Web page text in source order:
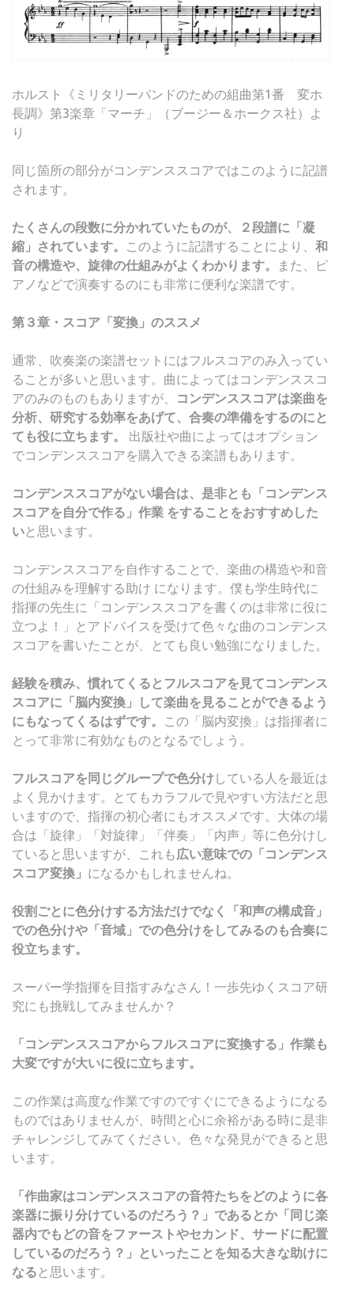
ホルスト《ミリタリーバンドのための組曲第1番 変ホ
長調》第3楽章「マーチ」（ブージー＆ホークス社）よ
り
同じ箇所の部分がコンデンススコアではこのように記譜
されます。
たくさんの段数に分かれていたものが、２段譜に「凝
縮」されています。
このように記譜することにより、 和
音の構造や、旋律の仕組みがよくわかります。
また、ピ
アノなどで演奏するのにも非常に便利な楽譜です。
第３章・スコア「変換」のススメ
通常、吹奏楽の楽譜セットにはフルスコアのみ入ってい
ることが多いと思います。曲によってはコンデンススコ
アのみのものもありますが、
コンデンススコアは楽曲を
分析、研究する効率をあげて、合奏の準備をするのにと
ても役に立ちます。
出版社や曲によってはオプション
でコンデンススコアを購入できる楽譜もあります。
コンデンススコアがない場合は、是非とも「コンデンス
スコアを自分で作る」作業 をすることをおすすめした
いと思います。
コンデンススコアを自作することで、楽曲の構造や和音
の仕組みを理解する助け になります。僕も学生時代に
指揮の先生に「コンデンススコアを書くのは非常に役に
立つよ！」とアドバイスを受けて色々な曲のコンデンス
スコアを書いたことが、とても良い勉強になりました。
経験を積み、慣れてくるとフルスコアを見てコンデンス
スコアに「脳内変換」して楽曲を見ることができるよう
にもなってくるはずです。
この「脳内変換」は指揮者に
とって非常に有効なものとなるでしょう。
フルスコアを同じグループで色分けしている人を最近は
よく見かけます。とてもカラフルで見やすい方法だと思
いますので、指揮の初心者にもオススメです。大体の場
合は「旋律」「対旋律」「伴奏」「内声」等に色分けし
ていると思いますが、これも 広い意味での「コンデンス
スコア変換」 になるかもしれませんね。
役割ごとに色分けする方法だけでなく「和声の構成音」
での色分けや「音域」での色分けをしてみるのも合奏に
役立ちます。
スーパー学指揮を目指すみなさん！一歩先ゆくスコア研
究にも挑戦してみませんか？
「コンデンススコアからフルスコアに変換する」作業も
大変ですが大いに役に立ちます。
この作業は高度な作業ですのですぐにできるようになる
ものではありませんが、時間と心に余裕がある時に是非
チャレンジしてみてください。色々な発見ができると思
います。
「作曲家はコンデンススコアの音符たちをどのように各
楽器に振り分けているのだろう？」であるとか「同じ楽
器内でもどの音をファーストやセカンド、サードに配置
しているのだろう？」といったことを知る大きな助けに
なる と思います。